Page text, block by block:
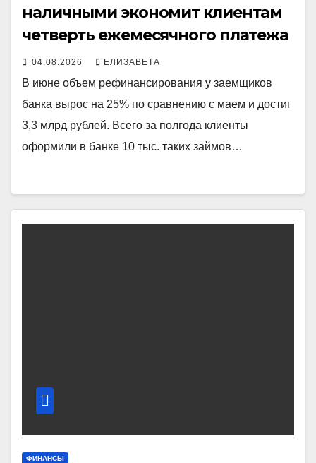
наличными экономит клиентам
четверть ежемесячного платежа
04.08.2026 ЕЛИЗАВЕТА
В июне объем рефинансирования у заемщиков
банка вырос на 25% по сравнению с маем и достиг
3,3 млрд рублей. Всего за полгода клиенты
оформили в банке 10 тыс. таких займов…
ФИНАНСЫ